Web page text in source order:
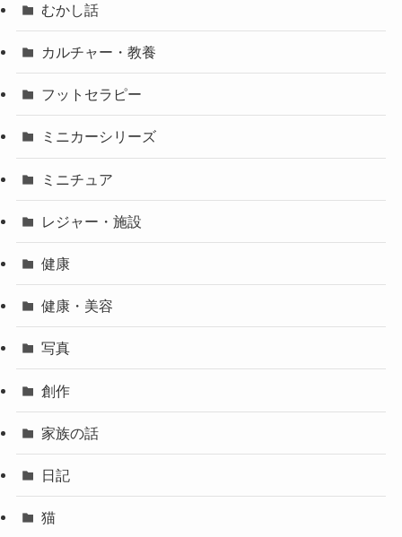
むかし話
カルチャー・教養
フットセラピー
ミニカーシリーズ
ミニチュア
レジャー・施設
健康
健康・美容
写真
創作
家族の話
日記
猫